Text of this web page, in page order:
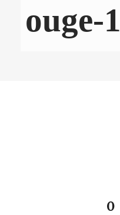
ouge-1
0